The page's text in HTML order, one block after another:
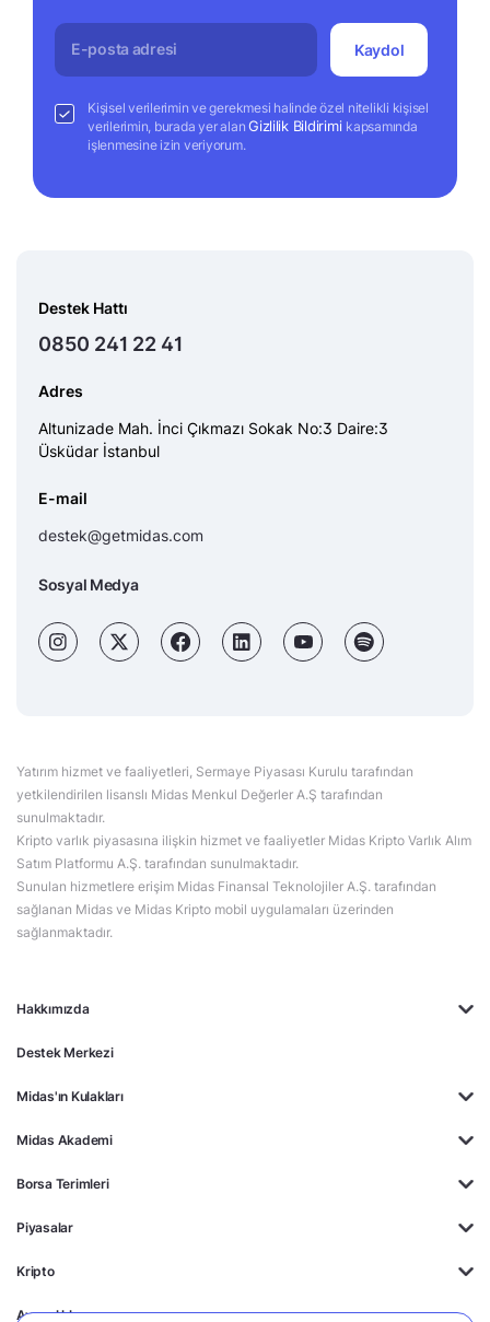
Kaydol
Kişisel verilerimin ve gerekmesi halinde özel nitelikli kişisel
verilerimin, burada yer alanGizlilik Bildirimi kapsamında
işlenmesine izin veriyorum.
Hakkımızda
Destek Merkezi
Midas'ın Kulakları
Midas Akademi
Borsa Terimleri
Piyasalar
Kripto
Ayrıcalıklar
Destek Hattı
0850 241 22 41
Adres
Altunizade Mah. İnci Çıkmazı Sokak No:3 Daire:3
Üsküdar İstanbul
E-mail
destek@getmidas.com
Sosyal Medya
Yatırım hizmet ve faaliyetleri, Sermaye Piyasası Kurulu tarafından
yetkilendirilen lisanslı Midas Menkul Değerler A.Ş tarafından
sunulmaktadır.
Kripto varlık piyasasına ilişkin hizmet ve faaliyetler Midas Kripto Varlık Alım
Satım Platformu A.Ş. tarafından sunulmaktadır.
Sunulan hizmetlere erişim Midas Finansal Teknolojiler A.Ş. tarafından
sağlanan Midas ve Midas Kripto mobil uygulamaları üzerinden
sağlanmaktadır.